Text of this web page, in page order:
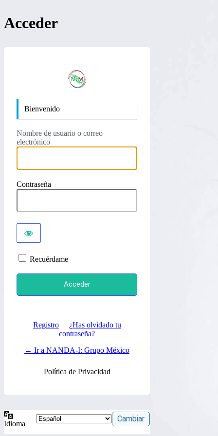
Acceder
Bienvenido
Nombre de usuario o correo
electrónico
Contraseña
Recuérdame
Registro |
¿Has olvidado tu
contraseña?
← Ir a NANDA-I: Grupo México
Política de Privacidad
Idioma